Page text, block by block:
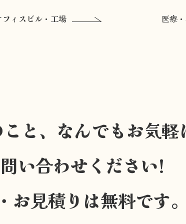
フィスビル・工場 医療
と、なんでもお気軽
い合わせください!
お見積りは無料です。